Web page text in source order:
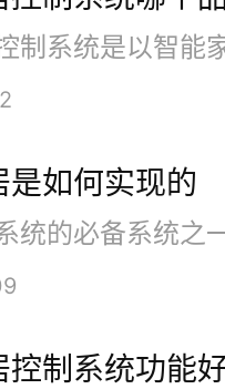
，它能让
控制所有智
Belliot
它号称是“联
是如何实现的
控制系统功能